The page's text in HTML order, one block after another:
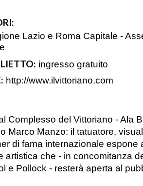
Lazio e Roma Capitale -
ingresso gratuito
http://www.ilvittoriano.com
Complesso del Vittoriano - Ala
Marco Manzo: il tatuatore,
di fama internazionale espone
artistica che - in concomitanza
e Pollock - resterà aperta al